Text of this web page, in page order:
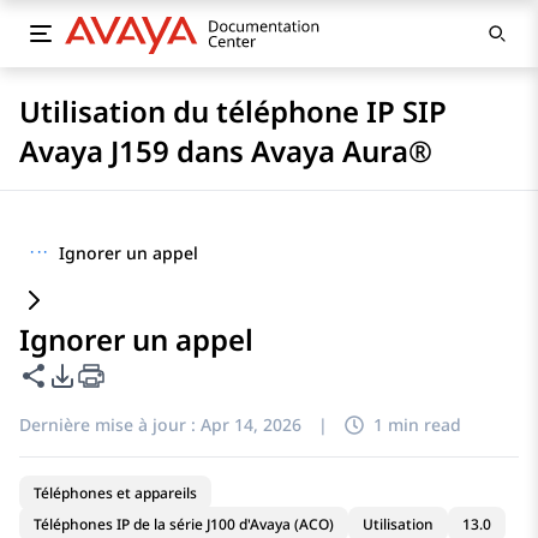
Utilisation du téléphone IP SIP
Avaya J159 dans Avaya Aura®
··· Ignorer un appel
Ignorer un appel
Partager cette page
Options d'exportation PDF
Dernière mise à jour : Apr 14, 2026 | 1 min read
Téléphones et appareils
Téléphones IP de la série J100 d'Avaya (ACO)
Utilisation 13.0